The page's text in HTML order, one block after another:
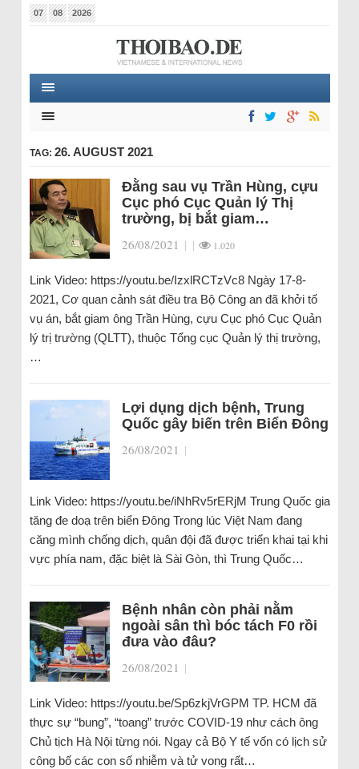
07 08 2026
TAG: 26. AUGUST 2021
Đằng sau vụ Trần Hùng, cựu
Cục phó Cục Quản lý Thị
trường, bị bắt giam…
26/08/2021 | | 1.020
Link Video: https://youtu.be/IzxlRCTzVc8 Ngày 17-8-
2021, Cơ quan cảnh sát điều tra Bộ Công an đã khởi tố
vụ án, bắt giam ông Trần Hùng, cựu Cục phó Cục Quản
lý trị trường (QLTT), thuộc Tổng cục Quản lý thị trường,
…
Lợi dụng dịch bệnh, Trung
Quốc gây biến trên Biển Đông
26/08/2021 |
Link Video: https://youtu.be/iNhRv5rERjM Trung Quốc gia
tăng đe doạ trên biển Đông Trong lúc Việt Nam đang
căng mình chống dịch, quân đội đã được triển khai tại khi
vực phía nam, đặc biệt là Sài Gòn, thì Trung Quốc…
Bệnh nhân còn phải nằm
ngoài sân thì bóc tách F0 rồi
đưa vào đâu?
26/08/2021 |
Link Video: https://youtu.be/Sp6zkjVrGPM TP. HCM đã
thực sự “bung”, “toang” trước COVID-19 như cách ông
Chủ tịch Hà Nội từng nói. Ngay cả Bộ Y tế vốn có lịch sử
công bố các con số nhiễm và tử vong rất…